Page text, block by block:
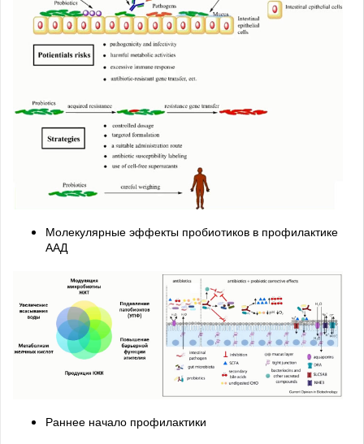
Молекулярные эффекты пробиотиков в профилактике
ААД
Раннее начало профилактики